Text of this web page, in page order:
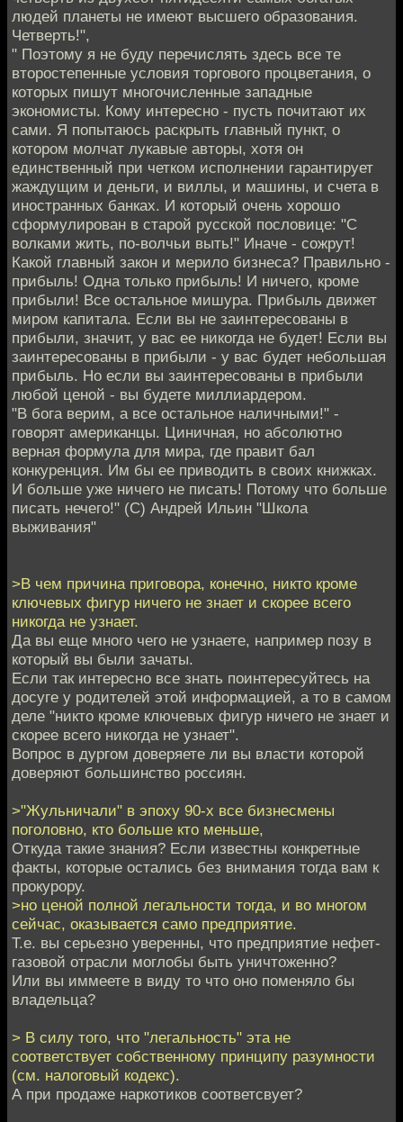
людей планеты не имеют высшего образования.
Четверть!",
" Поэтому я не буду перечислять здесь все те
второстепенные условия торгового процветания, о
которых пишут многочисленные западные
экономисты. Кому интересно - пусть почитают их
сами. Я попытаюсь раскрыть главный пункт, о
котором молчат лукавые авторы, хотя он
единственный при четком исполнении гарантирует
жаждущим и деньги, и виллы, и машины, и счета в
иностранных банках. И который очень хорошо
сформулирован в старой русской пословице: "С
волками жить, по-волчьи выть!" Иначе - сожрут!
Какой главный закон и мерило бизнеса? Правильно -
прибыль! Одна только прибыль! И ничего, кроме
прибыли! Все остальное мишура. Прибыль движет
миром капитала. Если вы не заинтересованы в
прибыли, значит, у вас ее никогда не будет! Если вы
заинтересованы в прибыли - у вас будет небольшая
прибыль. Но если вы заинтересованы в прибыли
любой ценой - вы будете миллиардером.
"В бога верим, а все остальное наличными!" -
говорят американцы. Циничная, но абсолютно
верная формула для мира, где правит бал
конкуренция. Им бы ее приводить в своих книжках.
И больше уже ничего не писать! Потому что больше
писать нечего!" (C) Андрей Ильин "Школа
выживания"
>В чем причина приговора, конечно, никто кроме
ключевых фигур ничего не знает и скорее всего
никогда не узнает.
Да вы еще много чего не узнаете, например позу в
который вы были зачаты.
Если так интересно все знать поинтересуйтесь на
досуге у родителей этой информацией, а то в самом
деле "никто кроме ключевых фигур ничего не знает и
скорее всего никогда не узнает".
Вопрос в дургом доверяете ли вы власти которой
доверяют большинство россиян.
>"Жульничали" в эпоху 90-х все бизнесмены
поголовно, кто больше кто меньше,
Откуда такие знания? Если известны конкретные
факты, которые остались без внимания тогда вам к
прокурору.
>но ценой полной легальности тогда, и во многом
сейчас, оказывается само предприятие.
Т.е. вы серьезно уверенны, что предприятие нефет-
газовой отрасли моглобы быть уничтоженно?
Или вы иммеете в виду то что оно поменяло бы
владельца?
> В силу того, что "легальность" эта не
соответствует собственному принципу разумности
(см. налоговый кодекс).
А при продаже наркотиков соответсвует?